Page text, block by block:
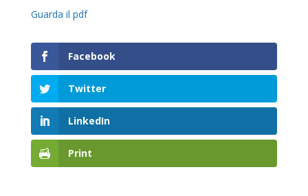
Guarda il pdf
Facebook
Twitter
LinkedIn
Print